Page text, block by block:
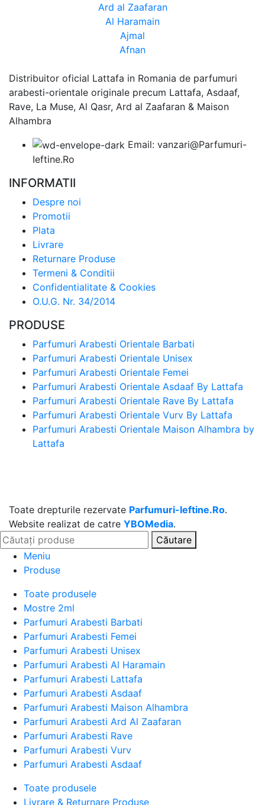
Ard al Zaafaran
Al Haramain
Ajmal
Afnan
Distribuitor oficial Lattafa in Romania de parfumuri
arabesti-orientale originale precum Lattafa, Asdaaf,
Rave, La Muse, Al Qasr, Ard al Zaafaran & Maison
Alhambra
Email: vanzari@Parfumuri-
Ieftine.Ro
INFORMATII
Despre noi
Promotii
Plata
Livrare
Returnare Produse
Termeni & Conditii
Confidentialitate & Cookies
O.U.G. Nr. 34/2014
PRODUSE
Parfumuri Arabesti Orientale Barbati
Parfumuri Arabesti Orientale Unisex
Parfumuri Arabesti Orientale Femei
Parfumuri Arabesti Orientale Asdaaf By Lattafa
Parfumuri Arabesti Orientale Rave By Lattafa
Parfumuri Arabesti Orientale Vurv By Lattafa
Parfumuri Arabesti Orientale Maison Alhambra by
Lattafa
Toate drepturile rezervate Parfumuri-Ieftine.Ro.
Website realizat de catre YBOMedia.
Căutare
Meniu
Produse
Toate produsele
Mostre 2ml
Parfumuri Arabesti Barbati
Parfumuri Arabesti Femei
Parfumuri Arabesti Unisex
Parfumuri Arabesti Al Haramain
Parfumuri Arabesti Lattafa
Parfumuri Arabesti Asdaaf
Parfumuri Arabesti Maison Alhambra
Parfumuri Arabesti Ard Al Zaafaran
Parfumuri Arabesti Rave
Parfumuri Arabesti Vurv
Parfumuri Arabesti Asdaaf
Toate produsele
Livrare & Returnare Produse